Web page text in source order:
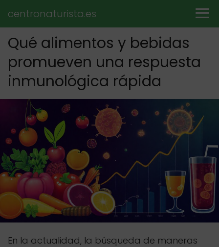
centronaturista.es
Qué alimentos y bebidas
promueven una respuesta
inmunológica rápida
En la actualidad, la búsqueda de maneras